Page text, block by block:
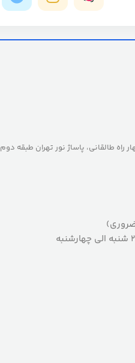
راه طالقانی، پاساژ نور تهران طبقه دوم